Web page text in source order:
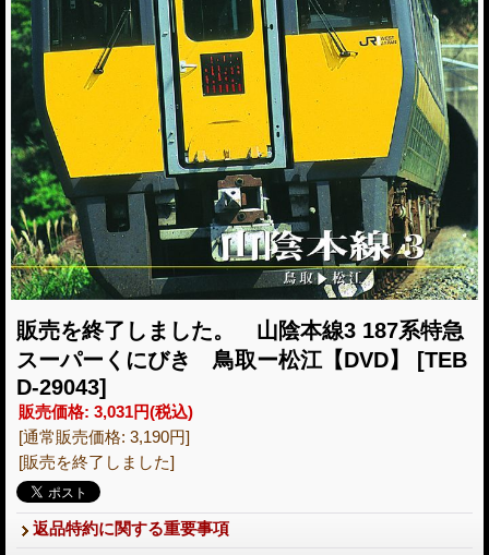
販売を終了しました。 山陰本線3 187系特急
スーパーくにびき 鳥取ー松江【DVD】 [TEB
D-29043]
販売価格: 3,031円(税込)
[通常販売価格: 3,190円]
[販売を終了しました]
返品特約に関する重要事項